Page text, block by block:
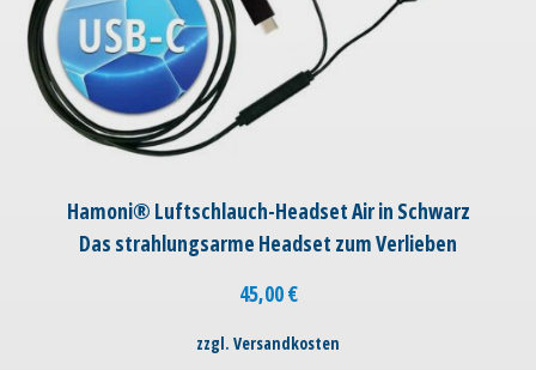
Hamoni® Luftschlauch-Headset Air in Schwarz
Das strahlungsarme Headset zum Verlieben
45,00€
zzgl. Versandkosten